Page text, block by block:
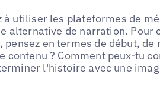
à utiliser les plateformes de
alternative de narration. Pour
pensez en termes de début,
contenu ? Comment peux-tu
l'histoire avec une